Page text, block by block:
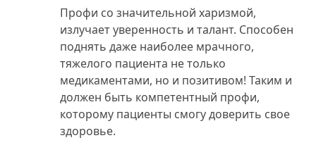
Профи со значительной харизмой,
излучает уверенность и талант. Способен
поднять даже наиболее мрачного,
тяжелого пациента не только
медикаментами, но и позитивом! Таким и
должен быть компетентный профи,
которому пациенты смогу доверить свое
здоровье.